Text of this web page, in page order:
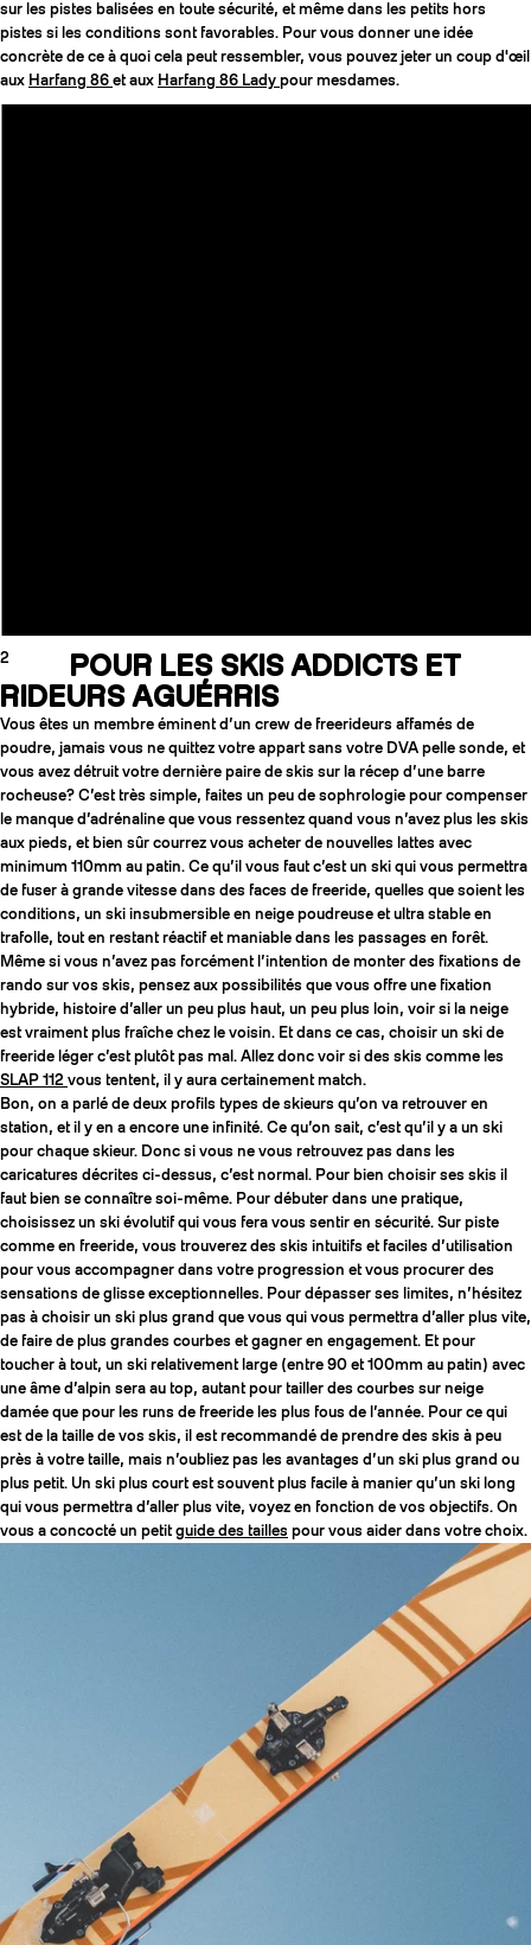
sur les pistes balisées en toute sécurité, et même dans les petits hors
pistes si les conditions sont favorables. Pour vous donner une idée
concrète de ce à quoi cela peut ressembler, vous pouvez jeter un coup d'œil
aux Harfang 86 et aux Harfang 86 Lady pour mesdames.
2
POUR LES SKIS ADDICTS ET
RIDEURS AGUÉRRIS
Vous êtes un membre éminent d’un crew de freerideurs affamés de
poudre, jamais vous ne quittez votre appart sans votre DVA pelle sonde, et
vous avez détruit votre dernière paire de skis sur la récep d’une barre
rocheuse? C’est très simple, faites un peu de sophrologie pour compenser
le manque d’adrénaline que vous ressentez quand vous n’avez plus les skis
aux pieds, et bien sûr courrez vous acheter de nouvelles lattes avec
minimum 110mm au patin. Ce qu’il vous faut c’est un ski qui vous permettra
de fuser à grande vitesse dans des faces de freeride, quelles que soient les
conditions, un ski insubmersible en neige poudreuse et ultra stable en
trafolle, tout en restant réactif et maniable dans les passages en forêt.
Même si vous n’avez pas forcément l’intention de monter des fixations de
rando sur vos skis, pensez aux possibilités que vous offre une fixation
hybride, histoire d’aller un peu plus haut, un peu plus loin, voir si la neige
est vraiment plus fraîche chez le voisin. Et dans ce cas, choisir un ski de
freeride léger c’est plutôt pas mal. Allez donc voir si des skis comme les
SLAP 112 vous tentent, il y aura certainement match.
Bon, on a parlé de deux profils types de skieurs qu’on va retrouver en
station, et il y en a encore une infinité. Ce qu’on sait, c’est qu’il y a un ski
pour chaque skieur. Donc si vous ne vous retrouvez pas dans les
caricatures décrites ci-dessus, c’est normal. Pour bien choisir ses skis il
faut bien se connaître soi-même. Pour débuter dans une pratique,
choisissez un ski évolutif qui vous fera vous sentir en sécurité. Sur piste
comme en freeride, vous trouverez des skis intuitifs et faciles d’utilisation
pour vous accompagner dans votre progression et vous procurer des
sensations de glisse exceptionnelles. Pour dépasser ses limites, n’hésitez
pas à choisir un ski plus grand que vous qui vous permettra d’aller plus vite,
de faire de plus grandes courbes et gagner en engagement. Et pour
toucher à tout, un ski relativement large (entre 90 et 100mm au patin) avec
une âme d’alpin sera au top, autant pour tailler des courbes sur neige
damée que pour les runs de freeride les plus fous de l’année. Pour ce qui
est de la taille de vos skis, il est recommandé de prendre des skis à peu
près à votre taille, mais n’oubliez pas les avantages d’un ski plus grand ou
plus petit. Un ski plus court est souvent plus facile à manier qu’un ski long
qui vous permettra d’aller plus vite, voyez en fonction de vos objectifs. On
vous a concocté un petitguide des tailles pour vous aider dans votre choix.